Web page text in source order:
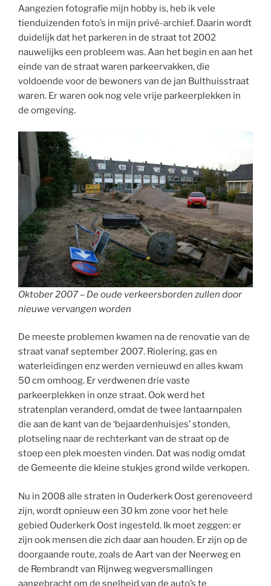
Aangezien fotografie mijn hobby is, heb ik vele
tienduizenden foto’s in mijn privé-archief. Daarin wordt
duidelijk dat het parkeren in de straat tot 2002
nauwelijks een probleem was. Aan het begin en aan het
einde van de straat waren parkeervakken, die
voldoende voor de bewoners van de jan Bulthuisstraat
waren. Er waren ook nog vele vrije parkeerplekken in
de omgeving.
Oktober 2007 – De oude verkeersborden zullen door
nieuwe vervangen worden
De meeste problemen kwamen na de renovatie van de
straat vanaf september 2007. Riolering, gas en
waterleidingen enz werden vernieuwd en alles kwam
50 cm omhoog. Er verdwenen drie vaste
parkeerplekken in onze straat. Ook werd het
stratenplan veranderd, omdat de twee lantaarnpalen
die aan de kant van de ‘bejaardenhuisjes’ stonden,
plotseling naar de rechterkant van de straat op de
stoep een plek moesten vinden. Dat was nodig omdat
de Gemeente die kleine stukjes grond wilde verkopen.
Nu in 2008 alle straten in Ouderkerk Oost gerenoveerd
zijn, wordt opnieuw een 30 km zone voor het hele
gebied Ouderkerk Oost ingesteld. Ik moet zeggen: er
zijn ook mensen die zich daar aan houden. Er zijn op de
doorgaande route, zoals de Aart van der Neerweg en
de Rembrandt van Rijnweg wegversmallingen
aangebracht om de snelheid van de auto’s te